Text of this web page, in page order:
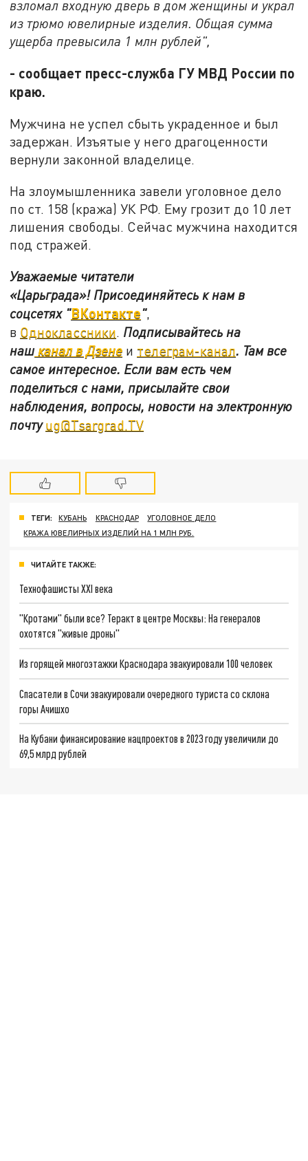
взломал входную дверь в дом женщины и украл
из трюмо ювелирные изделия. Общая сумма
ущерба превысила 1 млн рублей",
- сообщает пресс-служба ГУ МВД России по
краю.
Мужчина не успел сбыть украденное и был
задержан. Изъятые у него драгоценности
вернули законной владелице.
На злоумышленника завели уголовное дело
по ст. 158 (кража) УК РФ. Ему грозит до 10 лет
лишения свободы. Сейчас мужчина находится
под стражей.
Уважаемые читатели
«Царьграда»! Присоединяйтесь к нам в
соцсетях "ВКонтакте",
в Одноклассники. Подписывайтесь на
нашканал в Дзене и телеграм-канал. Там все
самое интересное. Если вам есть чем
поделиться с нами, присылайте свои
наблюдения, вопросы, новости на электронную
почтуug@Tsargrad.TV
ТЕГИ: КУБАНЬ КРАСНОДАР
УГОЛОВНОЕ ДЕЛО
КРАЖА ЮВЕЛИРНЫХ ИЗДЕЛИЙ НА 1 МЛН РУБ.
ЧИТАЙТЕ ТАКЖЕ:
Технофашисты XXI века
"Кротами" были все? Теракт в центре Москвы: На генералов
охотятся "живые дроны"
Из горящей многоэтажки Краснодара эвакуировали 100 человек
Спасатели в Сочи эвакуировали очередного туриста со склона
горы Ачишхо
На Кубани финансирование нацпроектов в 2023 году увеличили до
69,5 млрд рублей